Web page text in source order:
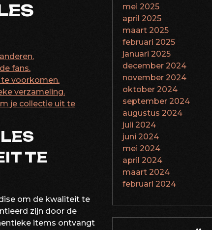
fans.
voorkomen.
verzameling.
je collectie uit te
TE
om de kwaliteit te
zijn door de
items ontvangt
mei 2025
april 2025
maart 2025
februari 2025
januari 2025
december 2024
november 2024
oktober 2024
september 2024
augustus 2024
juli 2024
juni 2024
mei 2024
april 2024
maart 2024
februari 2024